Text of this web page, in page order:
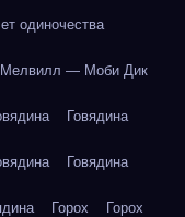
одиночества
Мелвилл — Моби Дик
Говядина
Говядина
Горох Горох